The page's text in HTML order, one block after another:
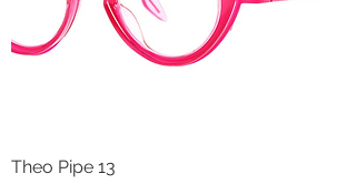
Theo Pipe 13